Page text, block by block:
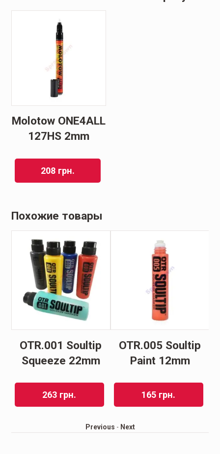
Molotow ONE4ALL
127HS 2mm
208 грн.
Похожие товары
OTR.001 Soultip
Squeeze 22mm
263 грн.
OTR.005 Soultip
Paint 12mm
165 грн.
Previous - Next